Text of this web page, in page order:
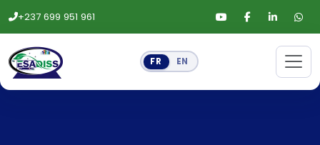
+237 699 951 961
FR EN